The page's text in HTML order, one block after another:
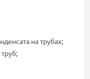
на трубах;